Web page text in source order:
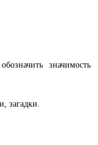
значимость
загадки.